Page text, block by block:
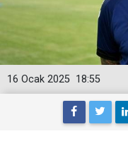
18:55
16 Ocak 2025